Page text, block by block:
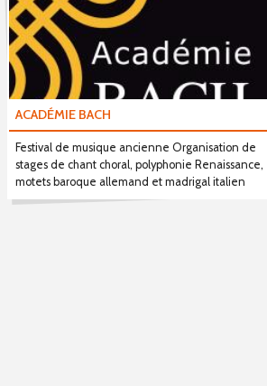
ACADÉMIE BACH
Festival de musique ancienne Organisation de
stages de chant choral, polyphonie Renaissance,
motets baroque allemand et madrigal italien